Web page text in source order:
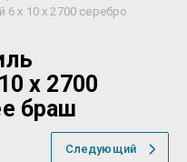
х 10 х 2700 серебро
х 2700
браш
Следующий